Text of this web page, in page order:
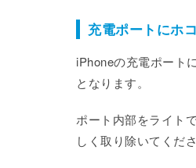
充電ポートにホ
iPhoneの充電ポート
となります。
ポート内部をライト
しく取り除いてくださ